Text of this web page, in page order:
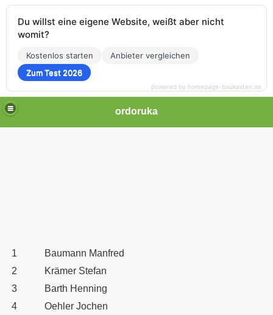
ordoruka
1
Baumann Manfred
2
Krämer Stefan
3
Barth Henning
4
Oehler Jochen
Du willst eine eigene Website, weißt aber nicht
womit?
Kostenlos starten
Anbieter vergleichen
Zum Test 2026
powered by homepage-baukasten.de